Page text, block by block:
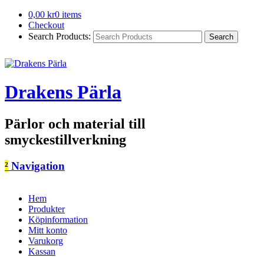
0,00 kr0 items
Checkout
Search Products:
Drakens Pärla
Pärlor och material till
smyckestillverkning
² Navigation
Hem
Produkter
Köpinformation
Mitt konto
Varukorg
Kassan